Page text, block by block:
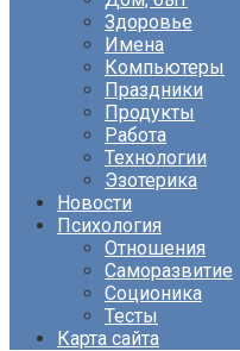
Здоровье
Имена
Компьютеры
Праздники
Продукты
Работа
Технологии
Эзотерика
Новости
Психология
Отношения
Саморазвитие
Соционика
Тесты
Карта сайта